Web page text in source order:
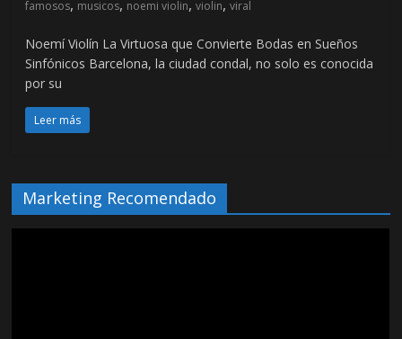
famosos, musicos, noemi violin,violin,viral
Noemí Violín La Virtuosa que Convierte Bodas en Sueños
Sinfónicos Barcelona, la ciudad condal, no solo es conocida
por su
Leer más
Marketing Recomendado